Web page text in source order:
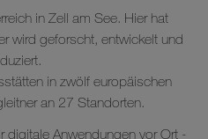
in Zell am See. Hier hat
wird geforscht, entwickelt und
in zwölf europäischen
an 27 Standorten.
digitale Anwendungen vor Ort -